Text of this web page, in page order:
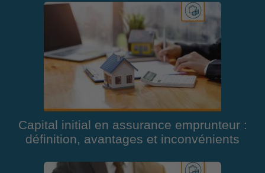
Capital initial en assurance emprunteur :
définition, avantages et inconvénients